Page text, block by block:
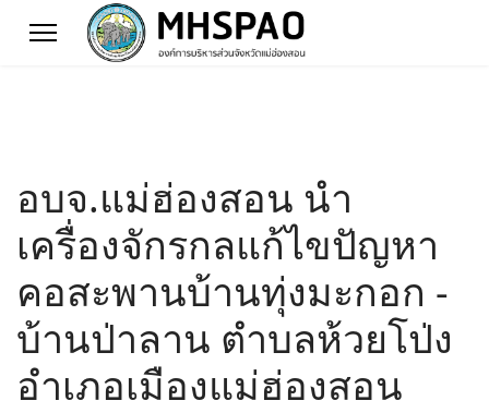
อบจ.แม่ฮ่องสอน นำ
เครื่องจักรกลแก้ไขปัญหา
คอสะพานบ้านทุ่งมะกอก -
บ้านป่าลาน ตำบลห้วยโป่ง
อำเภอเมืองแม่ฮ่องสอน